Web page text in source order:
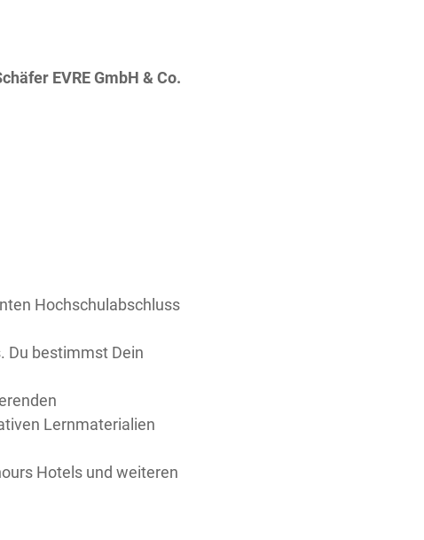
EVRE GmbH & Co.
Hochschulabschluss
Du bestimmst Dein
Lernmaterialien
Hotels und weiteren